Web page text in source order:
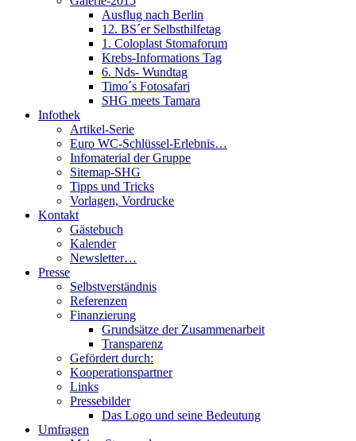
Ausflug nach Berlin
12. BS´er Selbsthilfetag
1. Coloplast Stomaforum
Krebs-Informations Tag
6. Nds- Wundtag
Timo´s Fotosafari
SHG meets Tamara
Infothek
Artikel-Serie
Euro WC-Schlüssel-Erlebnis…
Infomaterial der Gruppe
Sitemap-SHG
Tipps und Tricks
Vorlagen, Vordrucke
Kontakt
Gästebuch
Kalender
Newsletter…
Presse
Selbstverständnis
Referenzen
Finanzierung
Grundsätze der Zusammenarbeit
Transparenz
Gefördert durch:
Kooperationspartner
Links
Pressebilder
Das Logo und seine Bedeutung
Umfragen